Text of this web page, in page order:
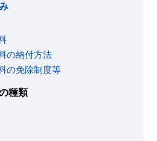
の納付方法
の免除制度等
種類